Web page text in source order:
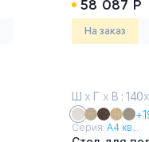
58 087 Р
На заказ
Ш х Г х В : 140х
Серия:А4 кв...